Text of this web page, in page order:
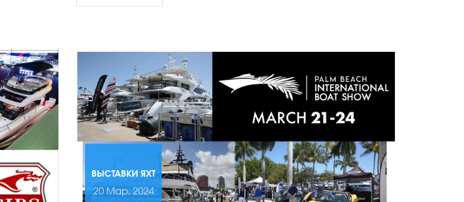
ВЫСТАВКИ ЯХТ
20 Мар, 2024